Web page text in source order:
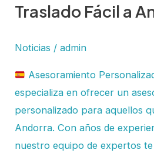
Traslado Fácil a
Noticias / admin
Asesoramiento
especializa en ofrecer un
personalizado para aquellos
Andorra. Con años de
nuestro equipo de expertos